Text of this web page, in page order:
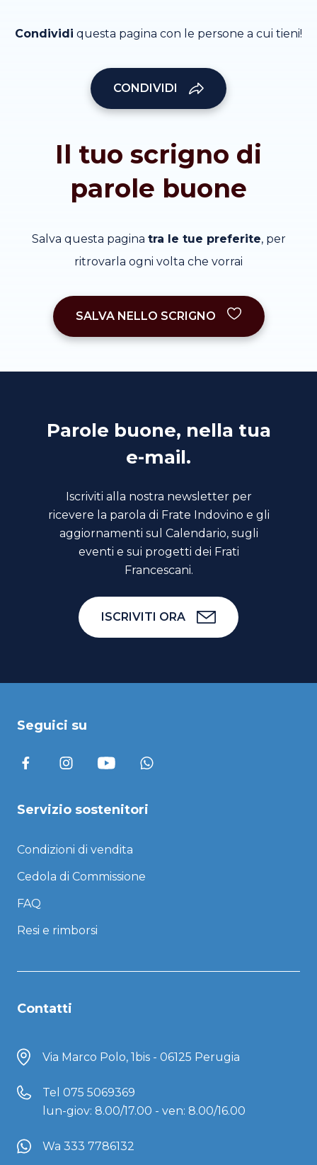
Condividi questa pagina con le persone a cui tieni!
CONDIVIDI
Il tuo scrigno di
parole buone
Salva questa pagina tra le tue preferite, per
ritrovarla ogni volta che vorrai
SALVA NELLO SCRIGNO
Parole buone, nella tua
e-mail.
Iscriviti alla nostra newsletter per
ricevere la parola di Frate Indovino e gli
aggiornamenti sul Calendario, sugli
eventi e sui progetti dei Frati
Francescani.
ISCRIVITI ORA
Seguici su
Servizio sostenitori
Condizioni di vendita
Cedola di Commissione
FAQ
Resi e rimborsi
Contatti
Via Marco Polo, 1bis - 06125 Perugia
Tel 075 5069369
lun-giov: 8.00/17.00 - ven: 8.00/16.00
Wa 333 7786132